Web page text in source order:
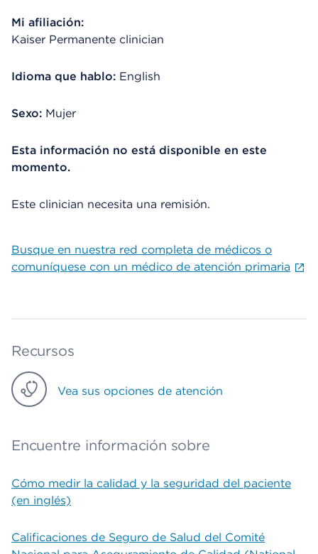
Mi afiliación:
Kaiser Permanente clinician
Idioma que hablo: English
Sexo: Mujer
Esta información no está disponible en este
momento.
Este clinician necesita una remisión.
Busque en nuestra red completa de médicos o
comuníquese con un médico de atención primaria
Recursos
Vea sus opciones de atención
Encuentre información sobre
Cómo medir la calidad y la seguridad del paciente
(en inglés)
Calificaciones de Seguro de Salud del Comité